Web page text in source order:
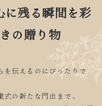
に残る瞬間を彩
の贈り物
を伝えるのにぴったりで
の新たな門出まで、